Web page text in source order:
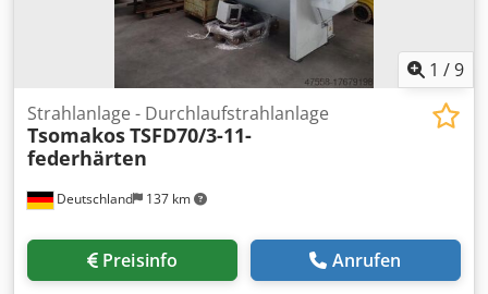
1 /9
Deutschland 137 km
Strahlanlage - Durchlaufstrahlanlage
TsomakosTSFD70/3-11-
federhärten
Preisinfo Anrufen